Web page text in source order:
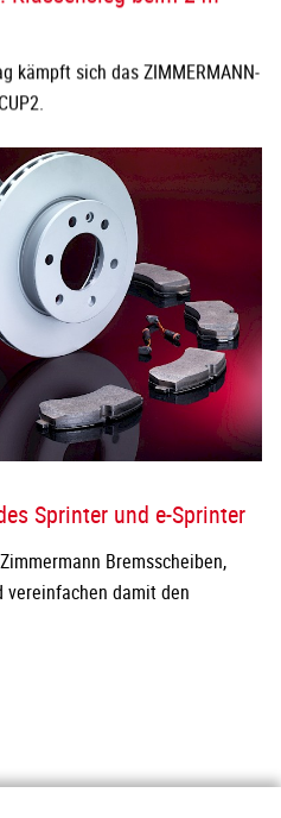
kämpft sich das ZIMMERMANN-
Sprinter und e-Sprinter
Bremsscheiben,
vereinfachen damit den